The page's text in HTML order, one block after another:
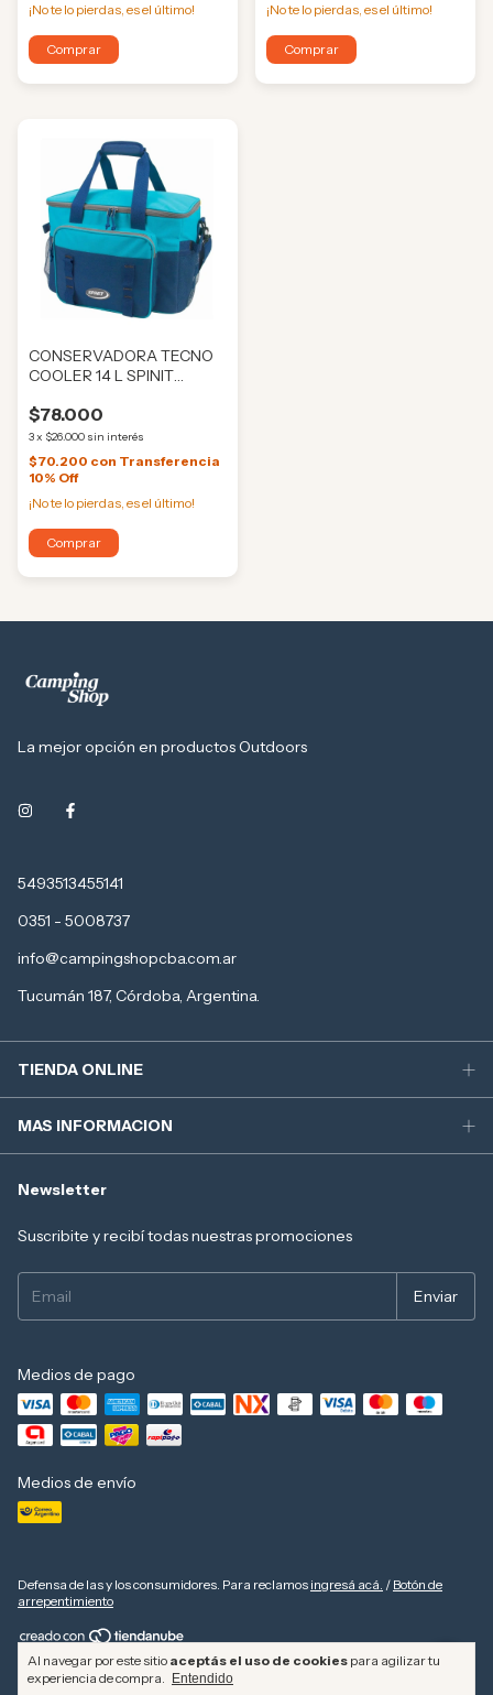
Al navegar por este sitio aceptás el uso de cookies para agilizar tu
experiencia de compra.
Entendido
¡No te lo pierdas, es el último!
Comprar
¡No te lo pierdas, es el último!
Comprar
CONSERVADORA TECNO
COOLER 14 L SPINIT
$78.000
3x $26.000 sin interés
$70.200 con Transferencia
10% Off
¡No te lo pierdas, es el último!
Comprar
La mejor opción en productos Outdoors
5493513455141
0351 - 5008737
info@campingshopcba.com.ar
Tucumán 187, Córdoba, Argentina.
TIENDA ONLINE
MAS INFORMACION
Newsletter
Suscribite y recibí todas nuestras promociones
Medios de pago
Medios de envío
Defensa de las y los consumidores. Para reclamos ingresá acá. / Botón de
arrepentimiento
Copyright Camping Shop - 2026. Todos los derechos reservados.